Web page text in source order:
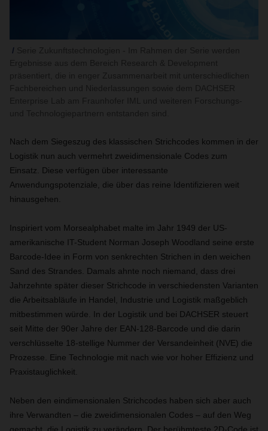
Nach dem Siegeszug des klassischen Strichcodes kommen in der
Logistik nun auch vermehrt zweidimensionale Codes zum
Einsatz. Diese verfügen über interessante
Anwendungspotenziale, die über das reine Identifizieren weit
hinausgehen.
Inspiriert vom Morsealphabet malte im Jahr 1949 der US-
amerikanische IT-Student Norman Joseph Woodland seine erste
Barcode-Idee in Form von senkrechten Strichen in den weichen
Sand des Strandes. Damals ahnte noch niemand, dass drei
Jahrzehnte später dieser Strichcode in verschiedensten Varianten
die Arbeitsabläufe in Handel, Industrie und Logistik maßgeblich
mitbestimmen würde. In der Logistik und bei DACHSER steuert
seit Mitte der 90er Jahre der EAN-128-Barcode und die darin
verschlüsselte 18-stellige Nummer der Versandeinheit (NVE) die
Prozesse. Eine Technologie mit nach wie vor hoher Effizienz und
Praxistauglichkeit.
Neben den eindimensionalen Strichcodes haben sich aber auch
ihre Verwandten – die zweidimensionalen Codes – auf den Weg